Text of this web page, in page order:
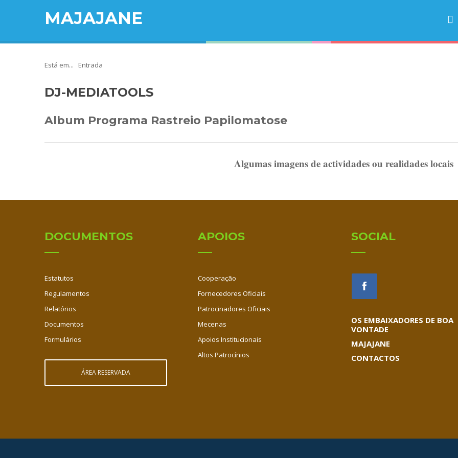
MAJAJANE
Está em... Entrada
DJ-MEDIATOOLS
Album Programa Rastreio Papilomatose
Algumas imagens de actividades ou realidades locais
DOCUMENTOS
Estatutos
Regulamentos
Relatórios
Documentos
Formulários
ÁREA RESERVADA
APOIOS
Cooperação
Fornecedores Oficiais
Patrocinadores Oficiais
Mecenas
Apoios Institucionais
Altos Patrocínios
SOCIAL
OS EMBAIXADORES DE BOA
VONTADE
MAJAJANE
CONTACTOS